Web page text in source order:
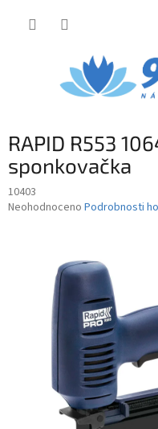
RAPID R553
sponkovačka
10403
Průměrné
hvězdiček.
Neohodnoceno Podrobnosti